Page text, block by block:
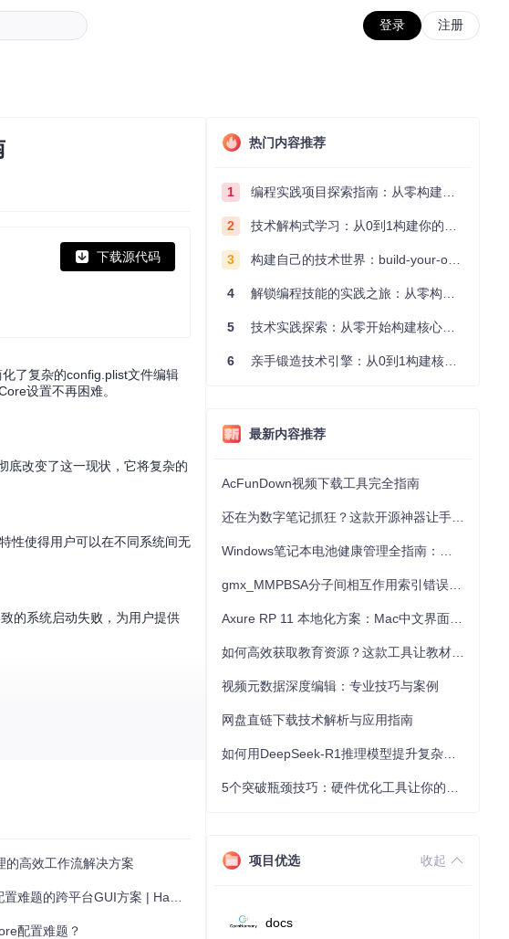
登录 注册
下载源代码
了复杂的config.plist文件编辑
设置不再困难。
底改变了这一现状，它将复杂的
性使得用户可以在不同系统间无
的系统启动失败，为用户提供
友好，让他们无需了解复杂的
，提升系统稳定性和兼容性。
Dortania's OpenCore安装指
的高效工作流解决方案
GUI方案 | Hackintosh爱好者必备工具
配置难题？
热门内容推荐
1 编程实践项目探索指南：从零构建技术能力体系
2 技术解构式学习：从0到1构建你的编程知识体系
3 构建自己的技术世界：build-your-own-x项目的实践探索指南
4 解锁编程技能的实践之旅：从零构建你的技术世界
5 技术实践探索：从零开始构建核心系统的实践指南
6 亲手锻造技术引擎：从0到1构建核心系统的实践指南
最新内容推荐
AcFunDown视频下载工具完全指南
视频元数据深度编辑：专业技巧与案例
网盘直链下载技术解析与应用指南
项目优选 收起
docs